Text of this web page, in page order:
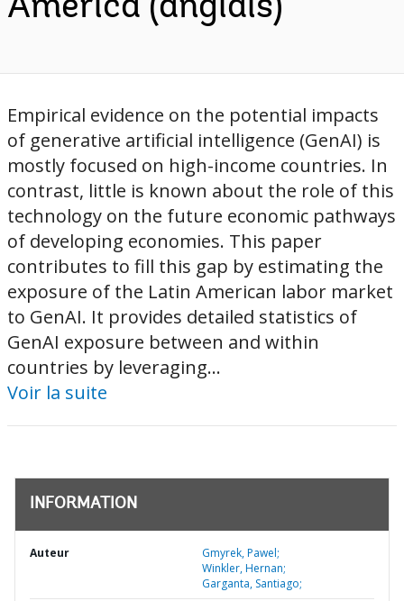
America (anglais)
Empirical evidence on the potential impacts
of generative artificial intelligence (GenAI) is
mostly focused on high-income countries. In
contrast, little is known about the role of this
technology on the future economic pathways
of developing economies. This paper
contributes to fill this gap by estimating the
exposure of the Latin American labor market
to GenAI. It provides detailed statistics of
GenAI exposure between and within
countries by leveraging...
Voir la suite
INFORMATION
Auteur
Gmyrek, Pawel;
Winkler, Hernan;
Garganta, Santiago;